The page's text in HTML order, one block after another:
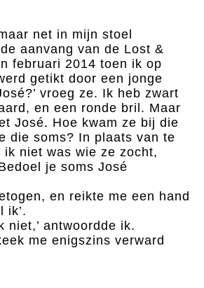
net in mijn stoel
aanvang van de Lost &
februari 2014 toen ik op
getikt door een jonge
vroeg ze. Ik heb zwart
en een ronde bril. Maar
José. Hoe kwam ze bij die
die soms? In plaats van te
ik niet was wie ze zocht,
je soms José
en reikte me een hand
ik’.
niet,’ antwoordde ik.
me enigszins verward